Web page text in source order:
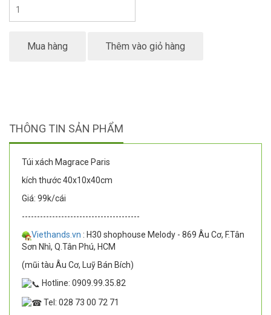
Mua hàng Thêm vào giỏ hàng
THÔNG TIN SẢN PHẨM
Túi xách Magrace Paris
kích thước 40x10x40cm
Giá: 99k/cái
---------------------------------------
Viethands.vn : H30 shophouse Melody - 869 Âu Cơ, F.Tân
Sơn Nhì, Q.Tân Phú, HCM
(mũi tàu Âu Cơ, Luỹ Bán Bích)
Hotline: 0909.99.35.82
Tel: 028 73 00 72 71